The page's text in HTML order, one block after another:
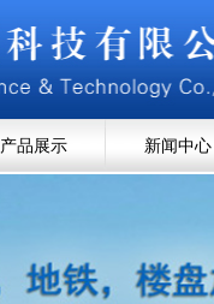
产品展示 新闻中心